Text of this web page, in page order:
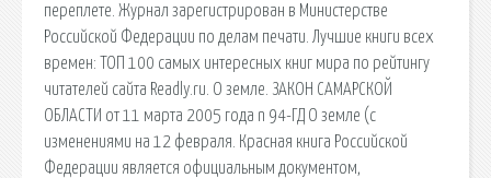
переплете. Журнал зарегистрирован в Министерстве
Российской Федерации по делам печати. Лучшие книги всех
времен: ТОП 100 самых интересных книг мира по рейтингу
читателей сайта Readly.ru. О земле. ЗАКОН САМАРСКОЙ
ОБЛАСТИ от 11 марта 2005 года n 94-ГД О земле (с
изменениями на 12 февраля. Красная книга Российской
Федерации является официальным документом,